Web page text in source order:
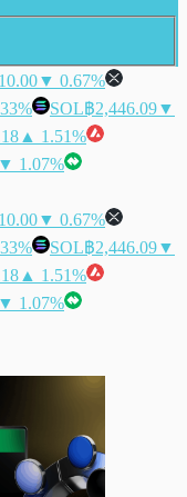
▼ 0.67%
SOL฿2,446.09▼
▲ 1.51%
▼ 1.07%
▼ 0.67%
SOL฿2,446.09▼
▲ 1.51%
▼ 1.07%